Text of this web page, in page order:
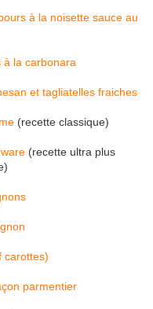
à la noisette sauce au
à la carbonara
et tagliatelles fraiches
(recette classique)
(recette ultra plus
carottes)
parmentier